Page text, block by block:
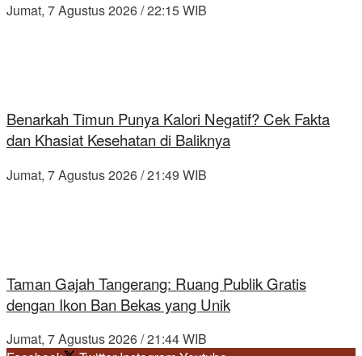
Jumat, 7 Agustus 2026 / 22:15 WIB
Benarkah Timun Punya Kalori Negatif? Cek Fakta
dan Khasiat Kesehatan di Baliknya
Jumat, 7 Agustus 2026 / 21:49 WIB
Taman Gajah Tangerang: Ruang Publik Gratis
dengan Ikon Ban Bekas yang Unik
Jumat, 7 Agustus 2026 / 21:44 WIB